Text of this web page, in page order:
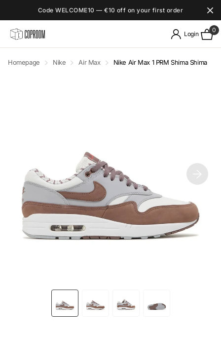
Code WELCOME10 — €10 off on your first order
Login
0
Homepage Nike Air Max Nike Air Max 1 PRM Shima Shima